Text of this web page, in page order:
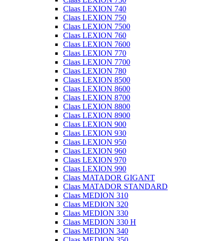
Claas LEXION 740
Claas LEXION 750
Claas LEXION 7500
Claas LEXION 760
Claas LEXION 7600
Claas LEXION 770
Claas LEXION 7700
Claas LEXION 780
Claas LEXION 8500
Claas LEXION 8600
Claas LEXION 8700
Claas LEXION 8800
Claas LEXION 8900
Claas LEXION 900
Claas LEXION 930
Claas LEXION 950
Claas LEXION 960
Claas LEXION 970
Claas LEXION 990
Claas MATADOR GIGANT
Claas MATADOR STANDARD
Claas MEDION 310
Claas MEDION 320
Claas MEDION 330
Claas MEDION 330 H
Claas MEDION 340